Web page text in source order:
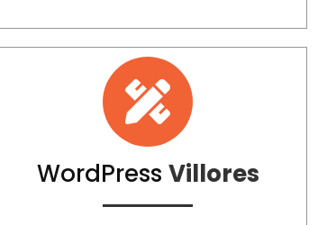
WordPress Villores